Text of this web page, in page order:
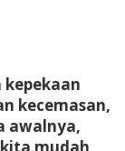
kepekaan
kecemasan,
awalnya,
mudah